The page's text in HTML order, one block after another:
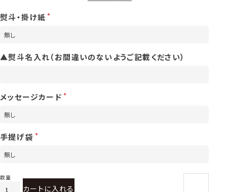
熨斗・掛け紙
▲熨斗名入れ（お間違いのないようご記載ください）
メッセージカード
手提げ袋
カートに入れる